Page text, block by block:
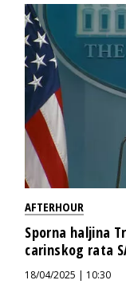
AFTERHOUR
Sporna haljina
carinskog rata
18/04/2025 | 10:30